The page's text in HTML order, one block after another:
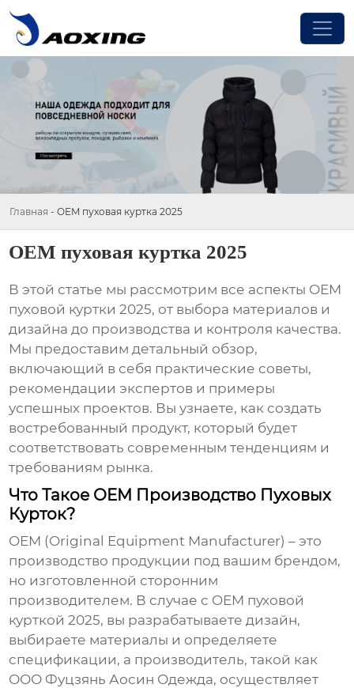
Главная - OEM пуховая куртка 2025
OEM пуховая куртка 2025
В этой статье мы рассмотрим все аспекты OEM
пуховой куртки 2025, от выбора материалов и
дизайна до производства и контроля качества.
Мы предоставим детальный обзор,
включающий в себя практические советы,
рекомендации экспертов и примеры
успешных проектов. Вы узнаете, как создать
востребованный продукт, который будет
соответствовать современным тенденциям и
требованиям рынка.
Что Такое OEM Производство Пуховых
Курток?
OEM (Original Equipment Manufacturer) – это
производство продукции под вашим брендом,
но изготовленной сторонним
производителем. В случае с OEM пуховой
курткой 2025, вы разрабатываете дизайн,
выбираете материалы и определяете
спецификации, а производитель, такой как
ООО Фуцзянь Аосин Одежда, осуществляет